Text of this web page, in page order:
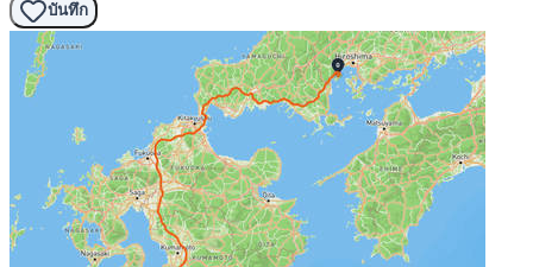
บันทึก